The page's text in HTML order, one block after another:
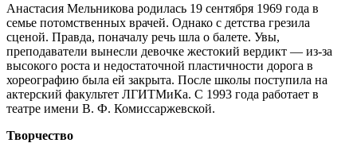
Анастасия Мельникова родилась 19 сентября 1969 года в
семье потомственных врачей. Однако с детства грезила
сценой. Правда, поначалу речь шла о балете. Увы,
преподаватели вынесли девочке жестокий вердикт — из-за
высокого роста и недостаточной пластичности дорога в
хореографию была ей закрыта. После школы поступила на
актерский факультет ЛГИТМиКа. С 1993 года работает в
театре имени В. Ф. Комиссаржевской.
Творчество